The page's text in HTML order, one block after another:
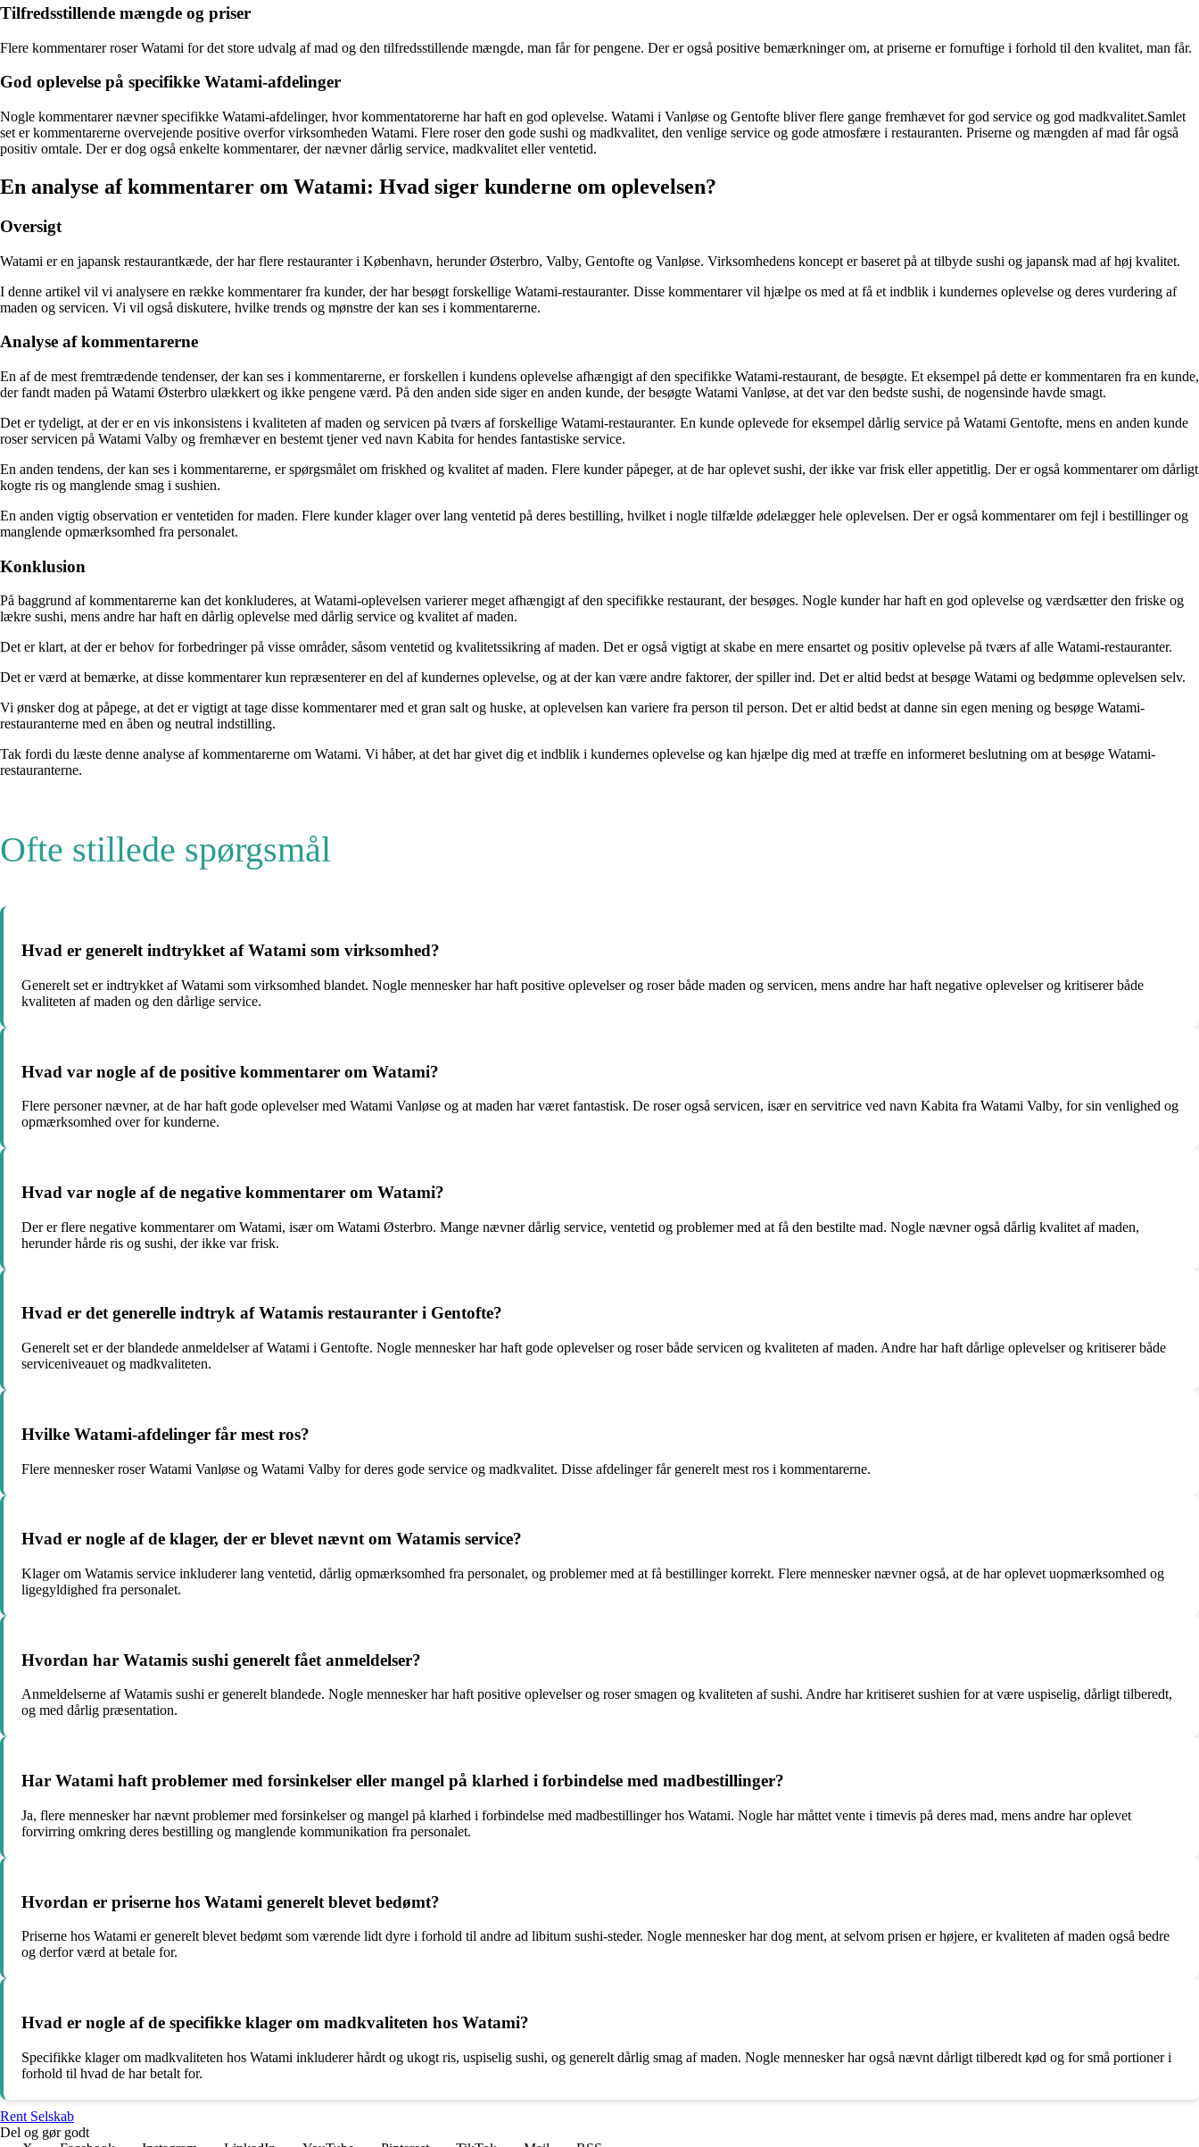
Tilfredsstillende mængde og priser
Flere kommentarer roser Watami for det store udvalg af mad og den tilfredsstillende mængde, man får for pengene. Der er også positive bemærkninger om, at priserne er fornuftige i forhold til den kvalitet, man får.
God oplevelse på specifikke Watami-afdelinger
Nogle kommentarer nævner specifikke Watami-afdelinger, hvor kommentatorerne har haft en god oplevelse. Watami i Vanløse og Gentofte bliver flere gange fremhævet for god service og god madkvalitet.Samlet
set er kommentarerne overvejende positive overfor virksomheden Watami. Flere roser den gode sushi og madkvalitet, den venlige service og gode atmosfære i restauranten. Priserne og mængden af mad får også
positiv omtale. Der er dog også enkelte kommentarer, der nævner dårlig service, madkvalitet eller ventetid.
En analyse af kommentarer om Watami: Hvad siger kunderne om oplevelsen?
Oversigt
Watami er en japansk restaurantkæde, der har flere restauranter i København, herunder Østerbro, Valby, Gentofte og Vanløse. Virksomhedens koncept er baseret på at tilbyde sushi og japansk mad af høj kvalitet.
I denne artikel vil vi analysere en række kommentarer fra kunder, der har besøgt forskellige Watami-restauranter. Disse kommentarer vil hjælpe os med at få et indblik i kundernes oplevelse og deres vurdering af
maden og servicen. Vi vil også diskutere, hvilke trends og mønstre der kan ses i kommentarerne.
Analyse af kommentarerne
En af de mest fremtrædende tendenser, der kan ses i kommentarerne, er forskellen i kundens oplevelse afhængigt af den specifikke Watami-restaurant, de besøgte. Et eksempel på dette er kommentaren fra en kunde,
der fandt maden på Watami Østerbro ulækkert og ikke pengene værd. På den anden side siger en anden kunde, der besøgte Watami Vanløse, at det var den bedste sushi, de nogensinde havde smagt.
Det er tydeligt, at der er en vis inkonsistens i kvaliteten af maden og servicen på tværs af forskellige Watami-restauranter. En kunde oplevede for eksempel dårlig service på Watami Gentofte, mens en anden kunde
roser servicen på Watami Valby og fremhæver en bestemt tjener ved navn Kabita for hendes fantastiske service.
En anden tendens, der kan ses i kommentarerne, er spørgsmålet om friskhed og kvalitet af maden. Flere kunder påpeger, at de har oplevet sushi, der ikke var frisk eller appetitlig. Der er også kommentarer om dårligt
kogte ris og manglende smag i sushien.
En anden vigtig observation er ventetiden for maden. Flere kunder klager over lang ventetid på deres bestilling, hvilket i nogle tilfælde ødelægger hele oplevelsen. Der er også kommentarer om fejl i bestillinger og
manglende opmærksomhed fra personalet.
Konklusion
På baggrund af kommentarerne kan det konkluderes, at Watami-oplevelsen varierer meget afhængigt af den specifikke restaurant, der besøges. Nogle kunder har haft en god oplevelse og værdsætter den friske og
lækre sushi, mens andre har haft en dårlig oplevelse med dårlig service og kvalitet af maden.
Det er klart, at der er behov for forbedringer på visse områder, såsom ventetid og kvalitetssikring af maden. Det er også vigtigt at skabe en mere ensartet og positiv oplevelse på tværs af alle Watami-restauranter.
Det er værd at bemærke, at disse kommentarer kun repræsenterer en del af kundernes oplevelse, og at der kan være andre faktorer, der spiller ind. Det er altid bedst at besøge Watami og bedømme oplevelsen selv.
Vi ønsker dog at påpege, at det er vigtigt at tage disse kommentarer med et gran salt og huske, at oplevelsen kan variere fra person til person. Det er altid bedst at danne sin egen mening og besøge Watami-
restauranterne med en åben og neutral indstilling.
Tak fordi du læste denne analyse af kommentarerne om Watami. Vi håber, at det har givet dig et indblik i kundernes oplevelse og kan hjælpe dig med at træffe en informeret beslutning om at besøge Watami-
restauranterne.
Ofte stillede spørgsmål
Hvad er generelt indtrykket af Watami som virksomhed?
Generelt set er indtrykket af Watami som virksomhed blandet. Nogle mennesker har haft positive oplevelser og roser både maden og servicen, mens andre har haft negative oplevelser og kritiserer både
kvaliteten af maden og den dårlige service.
Hvad var nogle af de positive kommentarer om Watami?
Flere personer nævner, at de har haft gode oplevelser med Watami Vanløse og at maden har været fantastisk. De roser også servicen, især en servitrice ved navn Kabita fra Watami Valby, for sin venlighed og
opmærksomhed over for kunderne.
Hvad var nogle af de negative kommentarer om Watami?
Der er flere negative kommentarer om Watami, især om Watami Østerbro. Mange nævner dårlig service, ventetid og problemer med at få den bestilte mad. Nogle nævner også dårlig kvalitet af maden,
herunder hårde ris og sushi, der ikke var frisk.
Hvad er det generelle indtryk af Watamis restauranter i Gentofte?
Generelt set er der blandede anmeldelser af Watami i Gentofte. Nogle mennesker har haft gode oplevelser og roser både servicen og kvaliteten af maden. Andre har haft dårlige oplevelser og kritiserer både
serviceniveauet og madkvaliteten.
Hvilke Watami-afdelinger får mest ros?
Flere mennesker roser Watami Vanløse og Watami Valby for deres gode service og madkvalitet. Disse afdelinger får generelt mest ros i kommentarerne.
Hvad er nogle af de klager, der er blevet nævnt om Watamis service?
Klager om Watamis service inkluderer lang ventetid, dårlig opmærksomhed fra personalet, og problemer med at få bestillinger korrekt. Flere mennesker nævner også, at de har oplevet uopmærksomhed og
ligegyldighed fra personalet.
Hvordan har Watamis sushi generelt fået anmeldelser?
Anmeldelserne af Watamis sushi er generelt blandede. Nogle mennesker har haft positive oplevelser og roser smagen og kvaliteten af sushi. Andre har kritiseret sushien for at være uspiselig, dårligt tilberedt,
og med dårlig præsentation.
Har Watami haft problemer med forsinkelser eller mangel på klarhed i forbindelse med madbestillinger?
Ja, flere mennesker har nævnt problemer med forsinkelser og mangel på klarhed i forbindelse med madbestillinger hos Watami. Nogle har måttet vente i timevis på deres mad, mens andre har oplevet
forvirring omkring deres bestilling og manglende kommunikation fra personalet.
Hvordan er priserne hos Watami generelt blevet bedømt?
Priserne hos Watami er generelt blevet bedømt som værende lidt dyre i forhold til andre ad libitum sushi-steder. Nogle mennesker har dog ment, at selvom prisen er højere, er kvaliteten af maden også bedre
og derfor værd at betale for.
Hvad er nogle af de specifikke klager om madkvaliteten hos Watami?
Specifikke klager om madkvaliteten hos Watami inkluderer hårdt og ukogt ris, uspiselig sushi, og generelt dårlig smag af maden. Nogle mennesker har også nævnt dårligt tilberedt kød og for små portioner i
forhold til hvad de har betalt for.
Rent Selskab
Del og gør godt